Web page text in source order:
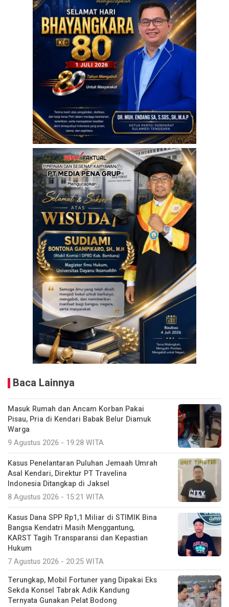
Baca Lainnya
Masuk Rumah dan Ancam Korban Pakai
Pisau, Pria di Kendari Babak Belur Diamuk
Warga
9 Agustus 2026 - 19:28 WITA
Kasus Penelantaran Puluhan Jemaah Umrah
Asal Kendari, Direktur PT Travelina
Indonesia Ditangkap di Jaksel
8 Agustus 2026 - 15:21 WITA
Kasus Dana SPP Rp1,1 Miliar di STIMIK Bina
Bangsa Kendatri Masih Menggantung,
KARST Tagih Transparansi dan Kepastian
Hukum
7 Agustus 2026 - 20:25 WITA
Terungkap, Mobil Fortuner yang Dipakai Eks
Sekda Konsel Tabrak Adik Kandung
Ternyata Gunakan Pelat Bodong